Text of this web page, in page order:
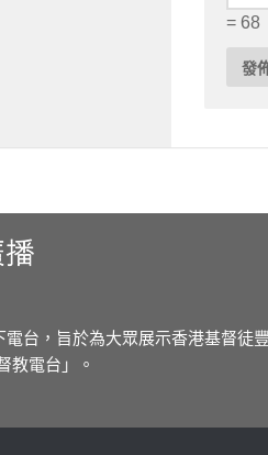
= 68
電台，旨於為大眾展示香港基督徒
教電台」。